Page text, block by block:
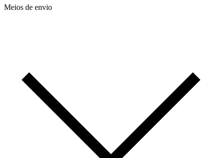
Meios de envio